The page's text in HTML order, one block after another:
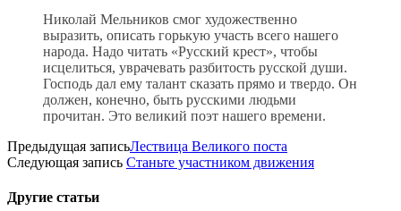
Николай Мельников смог художественно
выразить, описать горькую участь всего нашего
народа. Надо читать «Русский крест», чтобы
исцелиться, уврачевать разбитость русской души.
Господь дал ему талант сказать прямо и твердо. Он
должен, конечно, быть русскими людьми
прочитан. Это великий поэт нашего времени.
Предыдущая записьЛествица Великого поста
Следующая запись Станьте участником движения
Другие статьи